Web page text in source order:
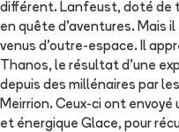
différent. Lanfeust, doté de
en quête d'aventures. Mais
venus d'outre-espace. Il
Thanos, le résultat d'une
depuis des millénaires par
Meirrion. Ceux-ci ont
et énergique Glace, pour